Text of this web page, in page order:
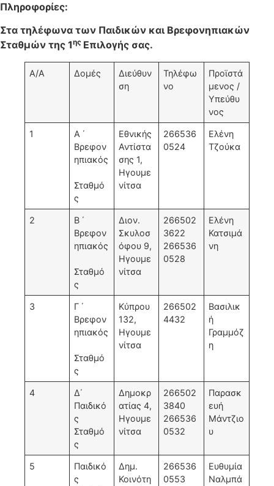
Πληροφορίες:
Στα τηλέφωνα των Παιδικών και Βρεφονηπιακών
Σταθμών της 1ης Επιλογής σας.
Α/Α Δομές
Διεύθυν
ση
Τηλέφω
νο
Προϊστά
μενος /
Υπεύθυ
νος
1
Α ΄
Βρεφον
ηπιακός
Σταθμό
ς
Εθνικής
Αντίστα
σης 1,
Ηγουμε
νίτσα
266536
0524
Ελένη
Τζούκα
2
Β ΄
Βρεφον
ηπιακός
Σταθμό
ς
Διον.
Σκυλοσ
όφου 9,
Ηγουμε
νίτσα
266502
3622
266536
0528
Ελένη
Κατσιμά
νη
3
Γ ΄
Βρεφον
ηπιακός
Σταθμό
ς
Κύπρου
132,
Ηγουμε
νίτσα
266502
4432
Βασιλικ
ή
Γραμμόζ
η
4
Δ΄
Παιδικό
ς
Σταθμό
ς
Δημοκρ
ατίας 4,
Ηγουμε
νίτσα
266502
3840
266536
0532
Παρασκ
ευή
Μάντζιο
υ
5
Παιδικό
ς
Δημ.
Κοινότη
266536
0553
Ευθυμία
Ναλμπά